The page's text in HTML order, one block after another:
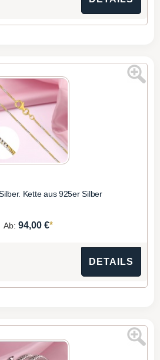
Kette aus 925er Silber
Ab: 94,00 €*
DETAILS